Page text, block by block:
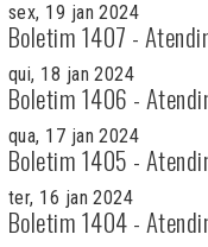
sex, 19 jan 2024
Boletim 1407 -
qui, 18 jan 2024
Boletim 1406 -
qua, 17 jan 2024
Boletim 1405 -
ter, 16 jan 2024
Boletim 1404 -